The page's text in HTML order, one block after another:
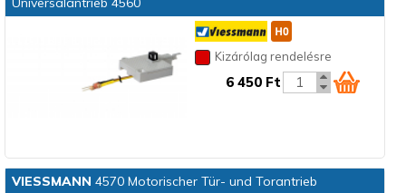
Kizárólag rendelésre
6 450 Ft
VIESSMANN 4570 Motorischer Tür- und Torantrieb